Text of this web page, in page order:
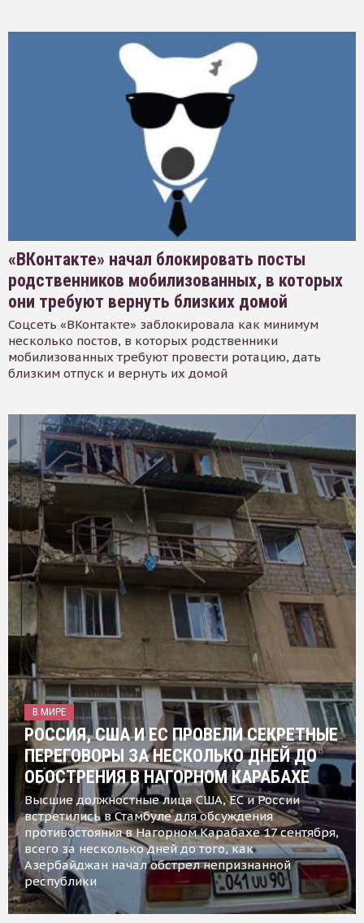
«ВКонтакте» начал блокировать посты
родственников мобилизованных, в которых
они требуют вернуть близких домой
Соцсеть «ВКонтакте» заблокировала как минимум
несколько постов, в которых родственники
мобилизованных требуют провести ротацию, дать
близким отпуск и вернуть их домой
В МИРЕ
РОССИЯ, США И ЕС ПРОВЕЛИ СЕКРЕТНЫЕ
ПЕРЕГОВОРЫ ЗА НЕСКОЛЬКО ДНЕЙ ДО
ОБОСТРЕНИЯ В НАГОРНОМ КАРАБАХЕ
Высшие должностные лица США, ЕС и России
встретились в Стамбуле для обсуждения
противостояния в Нагорном Карабахе 17 сентября,
всего за несколько дней до того, как
Азербайджан начал обстрел непризнанной
республики